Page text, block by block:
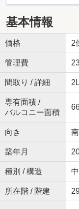
基本情報
価格 2
管理費
間取り / 詳細
専有面積 /
バルコニー面積
向き 南
築年月
種別 / 構造
所在階 / 階建